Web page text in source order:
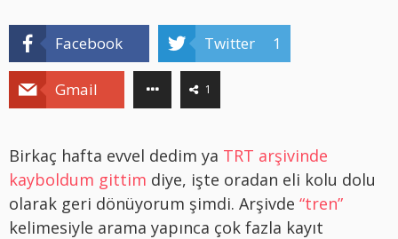
Facebook Twitter 1
Gmail 1
Birkaç hafta evvel dedim ya TRT arşivinde
kayboldum gittim diye, işte oradan eli kolu dolu
olarak geri dönüyorum şimdi. Arşivde “tren”
kelimesiyle arama yapınca çok fazla kayıt